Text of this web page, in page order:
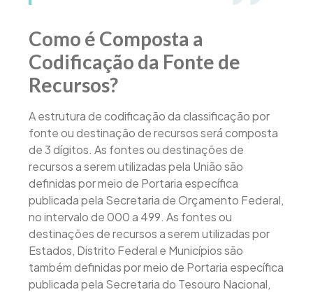
Como é Composta a
Codificação da Fonte de
Recursos?
A estrutura de codificação da classificação por
fonte ou destinação de recursos será composta
de 3 dígitos. As fontes ou destinações de
recursos a serem utilizadas pela União são
definidas por meio de Portaria específica
publicada pela Secretaria de Orçamento Federal,
no intervalo de 000 a 499. As fontes ou
destinações de recursos a serem utilizadas por
Estados, Distrito Federal e Municípios são
também definidas por meio de Portaria específica
publicada pela Secretaria do Tesouro Nacional,